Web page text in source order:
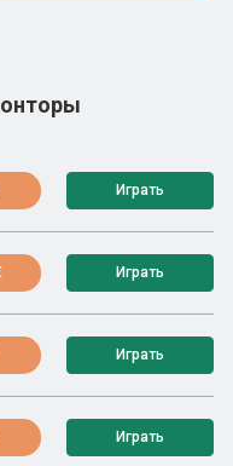
Играть
Играть
Играть
Играть